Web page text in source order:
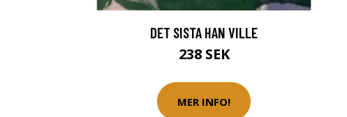
DET SISTA HAN VILLE
238 SEK
MER INFO!